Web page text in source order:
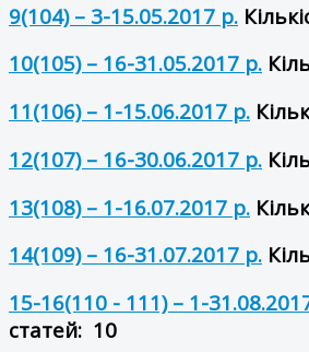
9(104) – 3-15.05.2017 р.
10(105) – 16-31.05.2017 р.
11(106) – 1-15.06.2017 р.
12(107) – 16-30.06.2017 р.
13(108) – 1-16.07.2017 р.
14(109) – 16-31.07.2017 р.
15-16(110 - 111) – 1-
статей: 10